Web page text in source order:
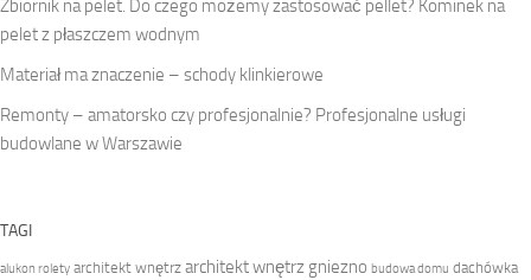
Zbiornik na pelet. Do czego możemy zastosować pellet? Kominek na
pelet z płaszczem wodnym
Materiał ma znaczenie – schody klinkierowe
Remonty – amatorsko czy profesjonalnie? Profesjonalne usługi
budowlane w Warszawie
TAGI
alukon rolety architekt wnętrz architekt wnętrz gniezno budowa domu dachówka